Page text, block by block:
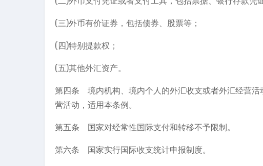
(三)外币有价证券，包括债券、股票等；
(四)特别提款权；
(五)其他外汇资产。
第四条 境内机构、境内个人的外汇收支或者外汇经营
营活动，适用本条例。
第五条 国家对经常性国际支付和转移不予限制。
第六条 国家实行国际收支统计申报制度。